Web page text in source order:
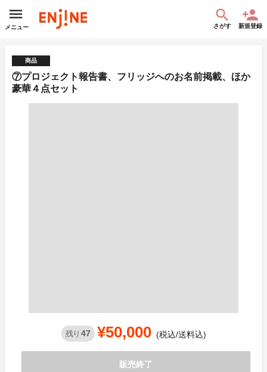
メニュー さがす 新規登録
商品
⑦プロジェクト報告書、フリッジへのお名前掲載、ほか
豪華４点セット
残り 47 ¥50,000 (税込/送料込)
販売終了